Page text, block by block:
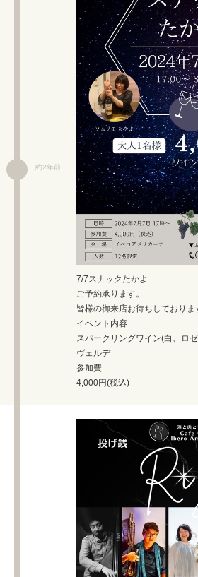
約2年前
7/7スナックたかよ
ご予約承ります。
皆様の御来店お待ちしておりま
イベント内容
スパークリングワイン(白、ロ
ヴェルデ
参加費
4,000円(税込)